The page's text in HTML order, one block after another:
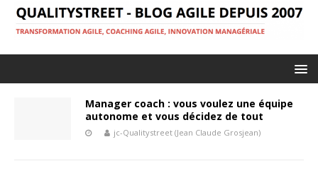
Manager coach : vous voulez une équipe
autonome et vous décidez de tout
jc-Qualitystreet (Jean Claude Grosjean)